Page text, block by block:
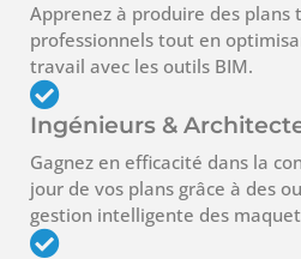
Apprenez à produire des plans
professionnels tout en
travail avec les outils BIM.
Ingénieurs &
Gagnez en efficacité dans la
jour de vos plans grâce à des
gestion intelligente des